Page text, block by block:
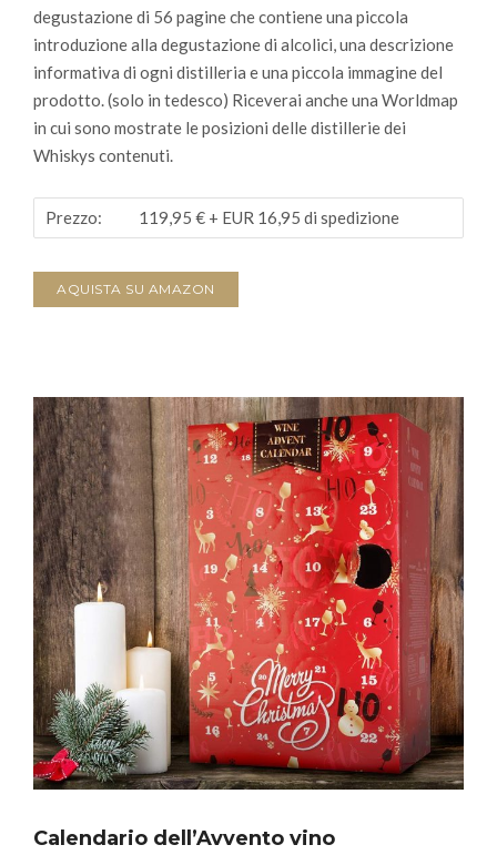
degustazione di 56 pagine che contiene una piccola
introduzione alla degustazione di alcolici, una descrizione
informativa di ogni distilleria e una piccola immagine del
prodotto. (solo in tedesco) Riceverai anche una Worldmap
in cui sono mostrate le posizioni delle distillerie dei
Whiskys contenuti.
Prezzo: 119,95 € + EUR 16,95 di spedizione
AQUISTA SU AMAZON
Calendario dell’Avvento vino